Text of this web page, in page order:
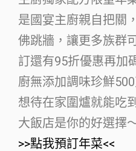
是國宴主廚親自把關
佛跳牆，讓更多族群
訂還有95折優惠再加
廚無添加調味珍鮮
想待在家圍爐就能吃
大飯店是你的好選擇
>>點我預訂年菜<<